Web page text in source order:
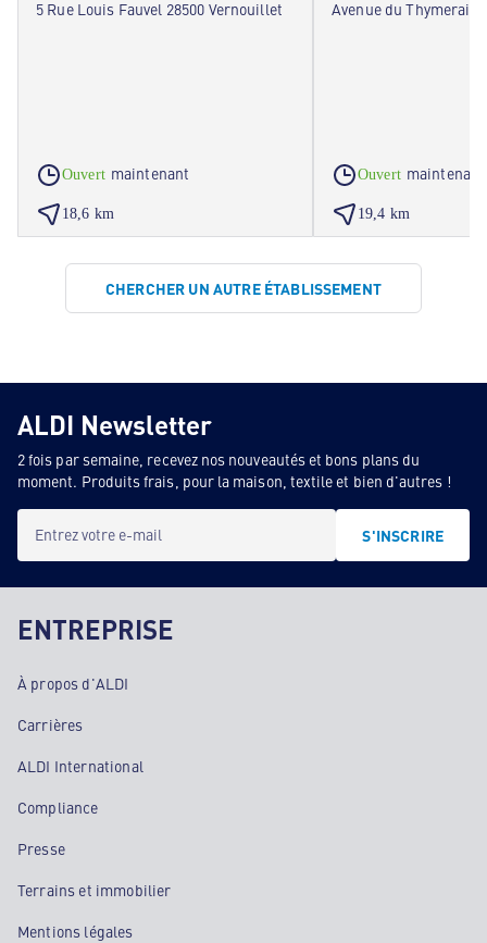
5 Rue Louis Fauvel 28500 Vernouillet
Ouvert maintenant
18,6 km
Avenue du Thymerais
Ouvert maintenant
19,4 km
CHERCHER UN AUTRE ÉTABLISSEMENT
ALDI Newsletter
2 fois par semaine, recevez nos nouveautés et bons plans du
moment. Produits frais, pour la maison, textile et bien d'autres !
Entrez votre e-mail S'INSCRIRE
ENTREPRISE
À propos d'ALDI
Carrières
ALDI International
Compliance
Presse
Terrains et immobilier
Mentions légales